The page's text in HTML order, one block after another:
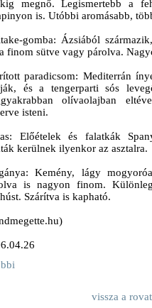
megnő. Legismertebb a
is. Utóbbi aromásabb,
gomba: Ázsiából
finom sütve vagy párolva.
paradicsom: Mediterrán
és a tengerparti sós
olívaolajban
isteni.
Előételek és falatkák
kerülnek ilyenkor az asztalra.
Kemény, lágy
is nagyon finom.
Szárítva is kapható.
vissza a